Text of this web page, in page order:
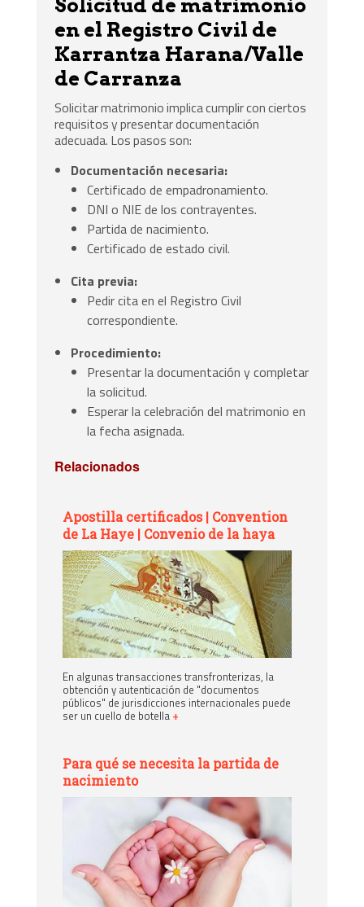
Solicitud de matrimonio
en el Registro Civil de
Karrantza Harana/Valle
de Carranza
Solicitar matrimonio implica cumplir con ciertos
requisitos y presentar documentación
adecuada. Los pasos son:
Documentación necesaria:
Certificado de empadronamiento.
DNI o NIE de los contrayentes.
Partida de nacimiento.
Certificado de estado civil.
Cita previa:
Pedir cita en el Registro Civil
correspondiente.
Procedimiento:
Presentar la documentación y completar
la solicitud.
Esperar la celebración del matrimonio en
la fecha asignada.
Relacionados
Apostilla certificados | Convention
de La Haye | Convenio de la haya
En algunas transacciones transfronterizas, la
obtención y autenticación de "documentos
públicos" de jurisdicciones internacionales puede
ser un cuello de botella +
Para qué se necesita la partida de
nacimiento